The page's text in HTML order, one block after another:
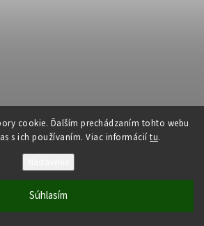
cookie. Ďalším prechádzaním tohto webu
s ich používaním. Viac informácií tu.
Súhlasím
Donau Fishing. Všetky práva vyhradené.